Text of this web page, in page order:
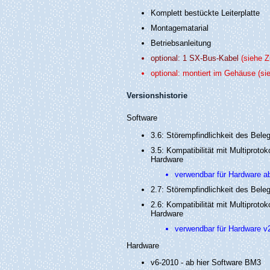
Komplett bestückte Leiterplatte
Montagematarial
Betriebsanleitung
optional: 1 SX-Bus-Kabel (siehe
optional: montiert im Gehäuse
Versionshistorie
Software
3.6: Störempfindlichkeit des
3.5: Kompatibilität mit
Hardware
verwendbar für Hardware
2.7: Störempfindlichkeit des
2.6: Kompatibilität mit
Hardware
verwendbar für Hardware
Hardware
v6-2010 - ab hier Software BM3